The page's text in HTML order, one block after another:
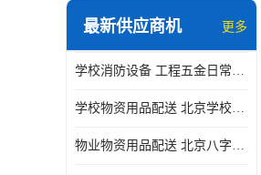
最新供应商机 更多
学校消防设备 工程五金日常供应
学校物资用品配送 北京学校五金电料供应商
物业物资用品配送 北京八字阀供应